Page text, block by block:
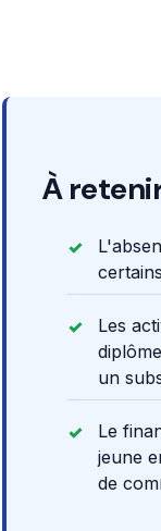
À
Les
un
Le
jeune
de